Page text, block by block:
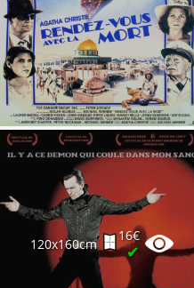
120x160cm
16€
✔